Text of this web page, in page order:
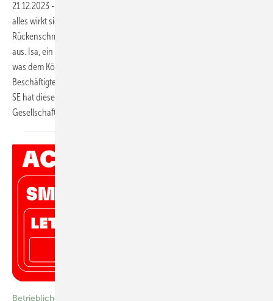
21.12.2023 -
alles wirkt sich auf die Entstehung von Kopfschmerzen,
Rückenschmerzen und Verspannungen während und nach der Arbeit
aus. Isa, ein digitaler Gesundheitscoach, hat einen klaren Blick dafür,
was dem Körper fehlt und was gut tut, und soll dabei helfen, dass sich
Beschäftigte in ihrem Körper wohler fühlen. Das Unternehmen E.ON
SE hat dieses Produkt pilotiert und nutzt es nun in den ersten
Gesellschaften. Kristin Berens, Simon
Betriebliches Gesundheitsmanagement